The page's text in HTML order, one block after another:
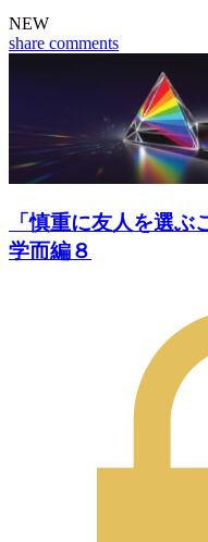
NEW
share comments
「慎重に友人を選
学而編８